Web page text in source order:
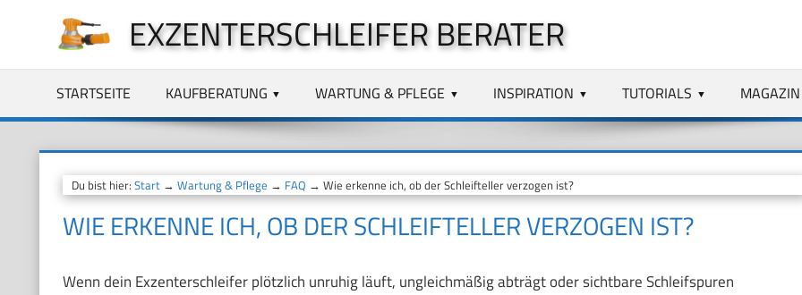
springen
EXZENTERSCHLEIFER BERATER
STARTSEITE KAUFBERATUNG WARTUNG & PFLEGE INSPIRATION TUTORIALS MAGAZIN
Du bist hier: Start→ Wartung & Pflege → FAQ → Wie erkenne ich, ob der Schleifteller verzogen ist?
WIE ERKENNE ICH, OB DER SCHLEIFTELLER VERZOGEN IST?
Wenn dein Exzenterschleifer plötzlich unruhig läuft, ungleichmäßig abträgt oder sichtbare Schleifspuren